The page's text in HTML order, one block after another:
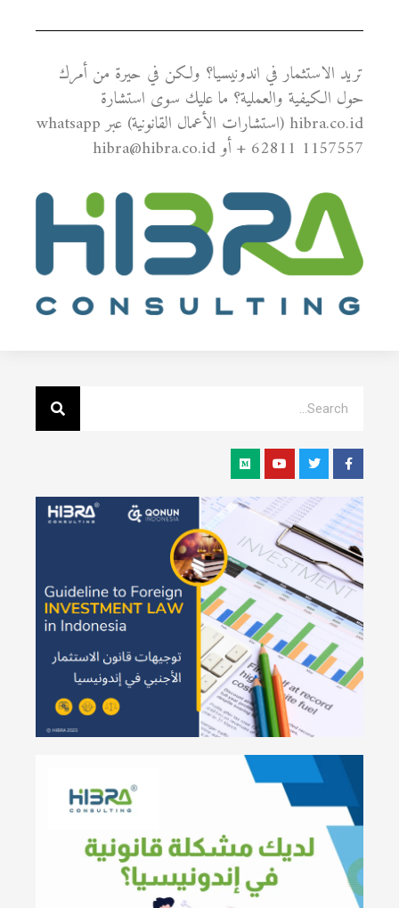
تريد الاستثمار في اندونيسيا؟ ولكن في حيرة من أمرك
حول الكيفية والعملية؟ ما عليك سوى استشارة
hibra.co.id (استشارات الأعمال القانونية) عبر whatsapp
+ 62811 1157557 أو hibra@hibra.co.id